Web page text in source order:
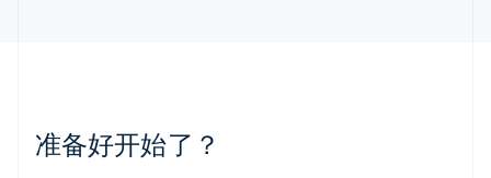
准备好开始了？
挪威